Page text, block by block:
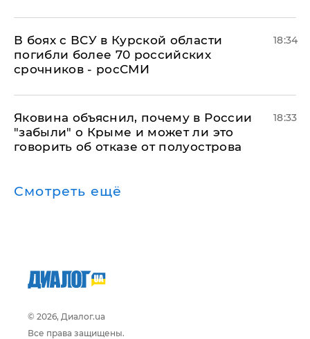
В боях с ВСУ в Курской области
погибли более 70 российских
срочников - росСМИ
18:34
Яковина объяснил, почему в России
"забыли" о Крыме и может ли это
говорить об отказе от полуострова
18:33
Смотреть ещё
© 2026, Диалог.ua
Все права защищены.